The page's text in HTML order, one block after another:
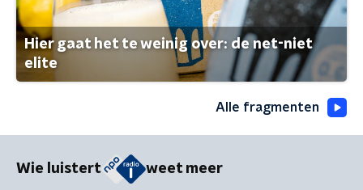
Hier gaat het te weinig over: de net-niet
elite
Alle fragmenten
Wie luistert weet meer